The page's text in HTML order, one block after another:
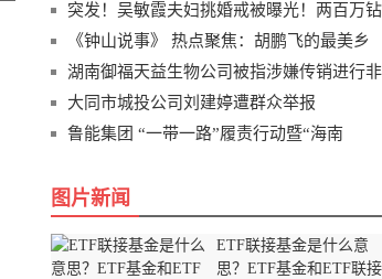
突发！吴敏霞夫妇挑婚戒被曝光！两百万钻
《钟山说事》 热点聚焦：胡鹏飞的最美乡
湖南御福天益生物公司被指涉嫌传销进行非
大同市城投公司刘建婷遭群众举报
鲁能集团 “一带一路”履责行动暨“海南
图片新闻
ETF联接基金是什么意
思？ETF基金和ETF联接